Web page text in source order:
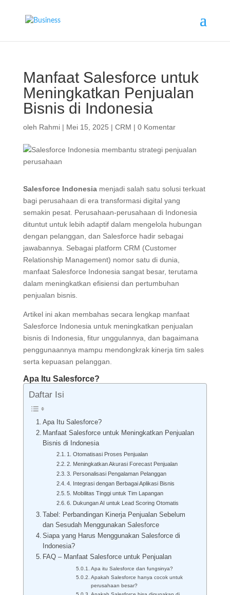
Manfaat Salesforce untuk
Meningkatkan Penjualan
Bisnis di Indonesia
oleh Rahmi| Mei 15, 2025 | CRM | 0 Komentar
Salesforce Indonesiamenjadi salah satu solusi terkuat
bagi perusahaan di era transformasi digital yang
semakin pesat. Perusahaan-perusahaan di Indonesia
dituntut untuk lebih adaptif dalam mengelola hubungan
dengan pelanggan, dan Salesforce hadir sebagai
jawabannya. Sebagai platform CRM (Customer
Relationship Management) nomor satu di dunia,
manfaat Salesforce Indonesia sangat besar, terutama
dalam meningkatkan efisiensi dan pertumbuhan
penjualan bisnis.
Artikel ini akan membahas secara lengkap manfaat
Salesforce Indonesia untuk meningkatkan penjualan
bisnis di Indonesia, fitur unggulannya, dan bagaimana
penggunaannya mampu mendongkrak kinerja tim sales
serta kepuasan pelanggan.
Apa Itu Salesforce?
Daftar Isi
Apa Itu Salesforce?
Manfaat Salesforce untuk Meningkatkan Penjualan
Bisnis di Indonesia
1. Otomatisasi Proses Penjualan
2. Meningkatkan Akurasi Forecast Penjualan
3. Personalisasi Pengalaman Pelanggan
4. Integrasi dengan Berbagai Aplikasi Bisnis
5. Mobilitas Tinggi untuk Tim Lapangan
6. Dukungan AI untuk Lead Scoring Otomatis
Tabel: Perbandingan Kinerja Penjualan Sebelum
dan Sesudah Menggunakan Salesforce
Siapa yang Harus Menggunakan Salesforce di
Indonesia?
FAQ – Manfaat Salesforce untuk Penjualan
Apa itu Salesforce dan fungsinya?
Apakah Salesforce hanya cocok untuk
perusahaan besar?